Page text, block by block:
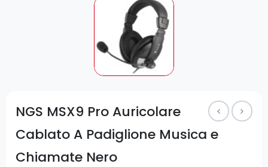
NGS MSX9 Pro Auricolare
Cablato A Padiglione Musica e
Chiamate Nero